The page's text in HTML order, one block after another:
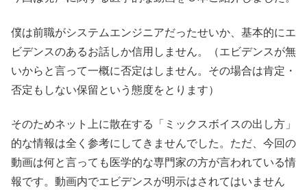
僕は前職がシステムエンジニアだったせいか、基本的にエ
ビデンスのあるお話しか信用しません。（エビデンスが無
いからと言って一概に否定はしません。その場合は肯定・
否定もしない保留という態度をとります）
そのためネット上に散在する「ミックスボイスの出し方」
的な情報は全く参考にしてきませんでした。ただ、今回の
動画は何と言っても医学的な専門家の方が言われている情
報です。動画内でエビデンスが明示はされてはいません